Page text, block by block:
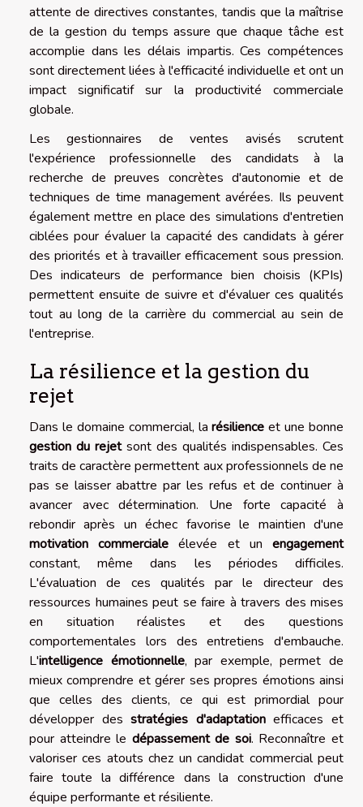
attente de directives constantes, tandis que la maîtrise
de la gestion du temps assure que chaque tâche est
accomplie dans les délais impartis. Ces compétences
sont directement liées à l'efficacité individuelle et ont un
impact significatif sur la productivité commerciale
globale.
Les gestionnaires de ventes avisés scrutent
l'expérience professionnelle des candidats à la
recherche de preuves concrètes d'autonomie et de
techniques de time management avérées. Ils peuvent
également mettre en place des simulations d'entretien
ciblées pour évaluer la capacité des candidats à gérer
des priorités et à travailler efficacement sous pression.
Des indicateurs de performance bien choisis (KPIs)
permettent ensuite de suivre et d'évaluer ces qualités
tout au long de la carrière du commercial au sein de
l'entreprise.
La résilience et la gestion du
rejet
Dans le domaine commercial, larésilience et une bonne
gestion du rejetsont des qualités indispensables. Ces
traits de caractère permettent aux professionnels de ne
pas se laisser abattre par les refus et de continuer à
avancer avec détermination. Une forte capacité à
rebondir après un échec favorise le maintien d'une
motivation commerciale élevée et unengagement
constant, même dans les périodes difficiles.
L'évaluation de ces qualités par le directeur des
ressources humaines peut se faire à travers des mises
en situation réalistes et des questions
comportementales lors des entretiens d'embauche.
L'intelligence émotionnelle, par exemple, permet de
mieux comprendre et gérer ses propres émotions ainsi
que celles des clients, ce qui est primordial pour
développer desstratégies d'adaptationefficaces et
pour atteindre le dépassement de soi. Reconnaître et
valoriser ces atouts chez un candidat commercial peut
faire toute la différence dans la construction d'une
équipe performante et résiliente.